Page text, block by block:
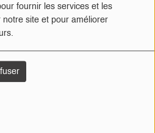
fournir les services et les
site et pour améliorer
SÈVRES : 6
CE